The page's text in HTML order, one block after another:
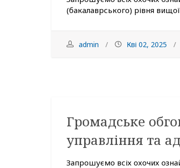
(бакалаврського) рівня вищої
admin Кві 02, 2025
Громадське
управління та
Запрошуємо всіх охочих